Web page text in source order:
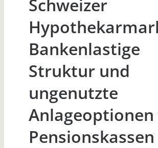
Schweizer
Bankenlastige
Struktur und
ungenutzte
Pensionskassen